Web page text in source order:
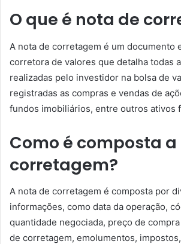
O que é nota de
A nota de corretagem é um documento
corretora de valores que detalha todas
realizadas pelo investidor na bolsa de
registradas as compras e vendas de
fundos imobiliários, entre outros ativos
Como é composta
corretagem?
A nota de corretagem é composta por
informações, como data da operação,
quantidade negociada, preço de
de corretagem, emolumentos,